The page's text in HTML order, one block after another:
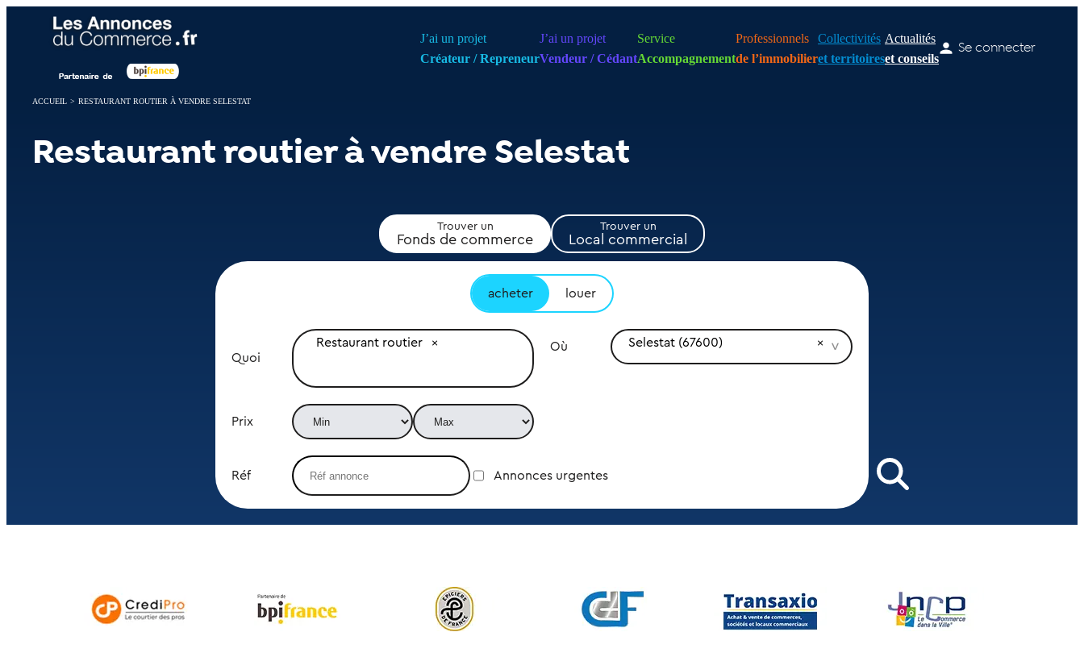
J’ai un projet
Créateur / Repreneur
J’ai un projet
Vendeur / Cédant
Service
Accompagnement
Professionnels
de l’immobilier
Collectivités
et territoires
Actualités
et conseils
Se connecter
ACCUEIL > RESTAURANT ROUTIER À VENDRE SELESTAT
Restaurant routier à vendre Selestat
Trouver un
Fonds de commerce
Trouver un
Local commercial
acheter louer
Quoi
Restaurant routier Où Selestat (67600)
Prix
Réf Annonces urgentes
Panneau de gestion des cookies